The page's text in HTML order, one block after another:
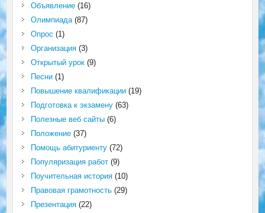
Объявление(16)
Олимпиада(87)
Опрос (1)
Организация(3)
Открытый урок(9)
Песни(1)
Повышение квалификации(19)
Подготовка к экзамену(63)
Полезные веб сайты(6)
Положение(37)
Помощь абитуриенту(72)
Популяризация работ(9)
Поучительная история(10)
Правовая грамотность(29)
Презентация(22)